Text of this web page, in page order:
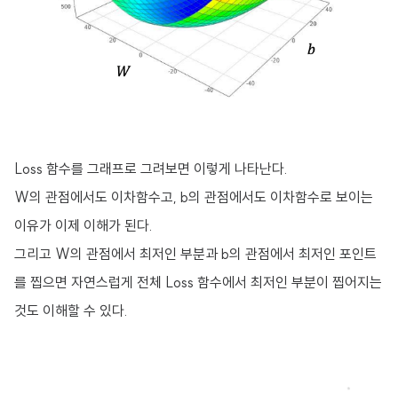
Loss 함수를 그래프로 그려보면 이렇게 나타난다.
W의 관점에서도 이차함수고, b의 관점에서도 이차함수로 보이는
이유가 이제 이해가 된다.
그리고 W의 관점에서 최저인 부분과 b의 관점에서 최저인 포인트
를 찝으면 자연스럽게 전체 Loss 함수에서 최저인 부분이 찝어지는
것도 이해할 수 있다.